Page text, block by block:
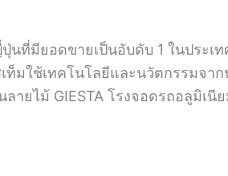
มียอดขายเป็นอับดับ 1 ในประเ
ใช้เทคโนโลยีและนวัตกรรมจา
ไม้ GIESTA โรงจอดรถอลูมิเนี